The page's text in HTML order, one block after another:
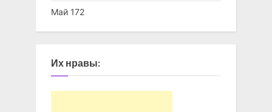
Май 172
Их нравы: